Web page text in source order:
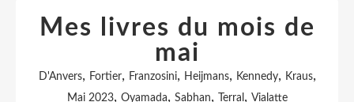
Mes livres du mois de
mai
D'Anvers, Fortier, Franzosini, Heijmans, Kennedy, Kraus,
Mai 2023, Oyamada, Sabhan, Terral , Vialatte